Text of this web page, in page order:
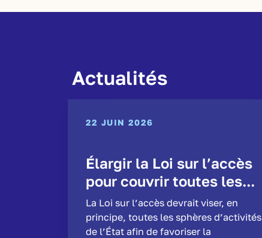
Actualités
22 JUIN 2026
Élargir la Loi sur l’accès
pour couvrir toutes les...
La Loi sur l’accès devrait viser, en
principe, toutes les sphères d’activités
de l’État afin de favoriser la